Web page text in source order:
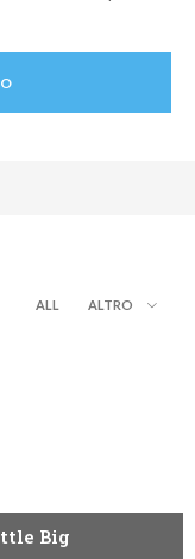
ALL ALTRO
Big